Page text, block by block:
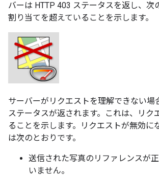
バーは HTTP 403 ステータスを返し、次
割り当てを超えていることを示します。
サーバーがリクエストを理解できない場
ステータスが返されます。これは、リク
ることを示します。リクエストが無効に
は次のとおりです。
送信された写真のリファレンスが
いません。